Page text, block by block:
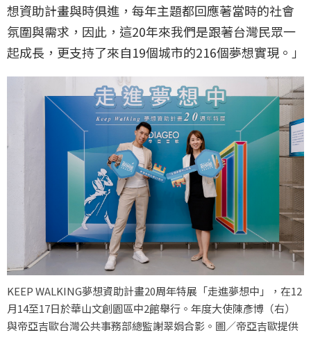
想資助計畫與時俱進，每年主題都回應著當時的社會
氛圍與需求，因此，這20年來我們是跟著台灣民眾一
起成長，更支持了來自19個城市的216個夢想實現。」
KEEP WALKING夢想資助計畫20周年特展「走進夢想中」，在12
月14至17日於華山文創園區中2館舉行。年度大使陳彥博（右）
與帝亞吉歐台灣公共事務部總監謝翠娟合影。圖／帝亞吉歐提供